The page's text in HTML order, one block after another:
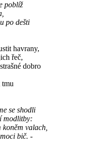
poblíž
po dešti
havrany,
řeč,
dobro
tmu
se shodli
modlitby:
valach,
bič. -